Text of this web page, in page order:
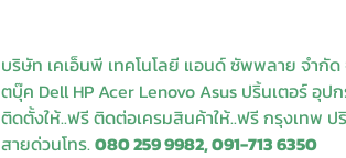
บริษัท เคเอ็นพี เทคโนโลยี แอนด์ ซัพพลาย จำกั
ตบุ๊ค Dell HP Acer Lenovo Asus ปริ้นเตอร์ อุ
ติดตั้งให้..ฟรี ติดต่อเครมสินค้าให้..ฟรี กรุงเทพ
สายด่วนโทร.080 259 9982, 091-713 6350